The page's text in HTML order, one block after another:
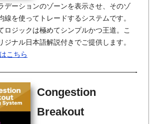
デーションのゾーンを表示させ、そのゾ
線を使ってトレードするシステムです。
ロジックは極めてシンプルかつ王道。こ
ジナル日本語解説付きでご提供します。
こちら
Congestion
Breakout